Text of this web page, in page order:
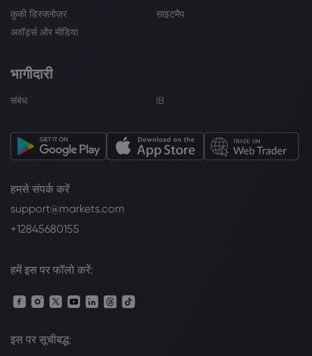
कुकी डिस्क्लोज़र
साइटमैप
अवॉर्ड्स और मीडिया
भागीदारी
संबंध IB
हमसे संपर्क करें
support@markets.com
+12845680155
हमें इस पर फॉलो करें:
इस पर सूचीबद्ध: